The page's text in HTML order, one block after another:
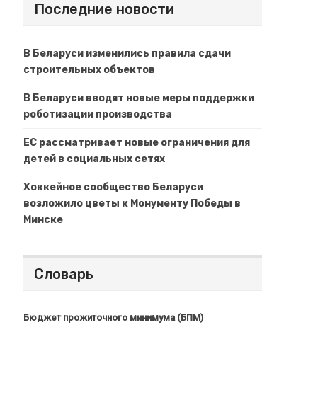
Последние новости
В Беларуси изменились правила сдачи
строительных объектов
В Беларуси вводят новые меры поддержки
роботизации производства
ЕС рассматривает новые ограничения для
детей в социальных сетях
Хоккейное сообщество Беларуси
возложило цветы к Монументу Победы в
Минске
Словарь
Бюджет прожиточного минимума (БПМ)